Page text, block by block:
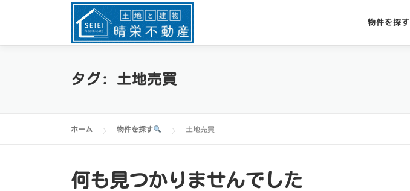
ン
物件を探す
タグ: 土地売買
ホーム 物件を探す 土地売買
何も見つかりませんでした